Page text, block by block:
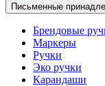
Письменные
Брендовые
Маркеры
Ручки
Эко ручки
Карандаши